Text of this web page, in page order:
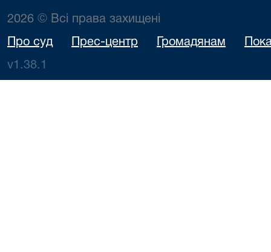
2026 © Всі права захищені
Про суд Прес-центр Громадянам
v1.38.1